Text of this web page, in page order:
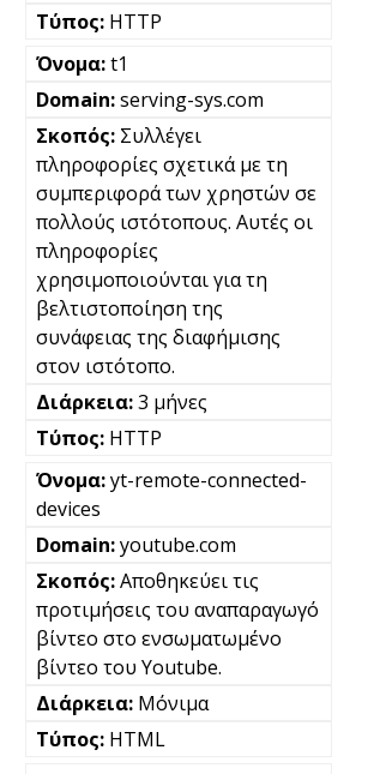
HTTP
t1
serving-sys.com
Συλλέγει
πληροφορίες σχετικά με τη
συμπεριφορά των χρηστών σε
πολλούς ιστότοπους. Αυτές οι
πληροφορίες
χρησιμοποιούνται για τη
βελτιστοποίηση της
συνάφειας της διαφήμισης
στον ιστότοπο.
3 μήνες
HTTP
yt-remote-connected-
devices
youtube.com
Αποθηκεύει τις
προτιμήσεις του αναπαραγωγό
βίντεο στο ενσωματωμένο
βίντεο του Youtube.
Μόνιμα
HTML